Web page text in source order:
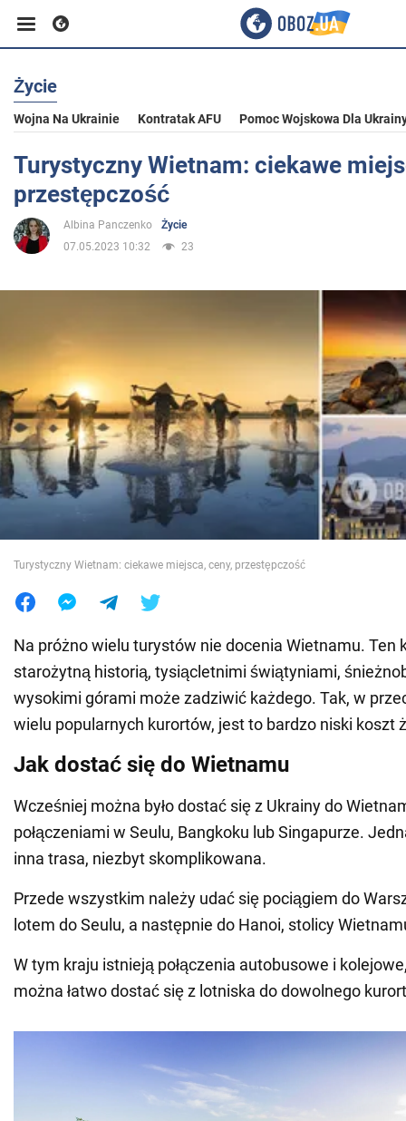
Biznes
Sport
Rozrywka
Polityka
Społeczeństwo
Wojna na Ukrainie
Jedzenie
Życie
Wojna Na Ukrainie Kontratak AFU Pomoc Wojskowa Dla
Turystyczny Wietnam: ciekawe
przestępczość
Albina Panczenko
Życie
07.05.2023 10:32
23
Turystyczny Wietnam: ciekawe miejsca, ceny, przestępczość
Na próżno wielu turystów nie docenia Wietnamu. Ten
starożytną historią, tysiącletnimi świątyniami,
wysokimi górami może zadziwić każdego. Tak, w
wielu popularnych kurortów, jest to bardzo niski koszt
Jak dostać się do Wietnamu
Wcześniej można było dostać się z Ukrainy do
połączeniami w Seulu, Bangkoku lub Singapurze.
inna trasa, niezbyt skomplikowana.
Przede wszystkim należy udać się pociągiem do
lotem do Seulu, a następnie do Hanoi, stolicy
W tym kraju istnieją połączenia autobusowe i
można łatwo dostać się z lotniska do dowolnego